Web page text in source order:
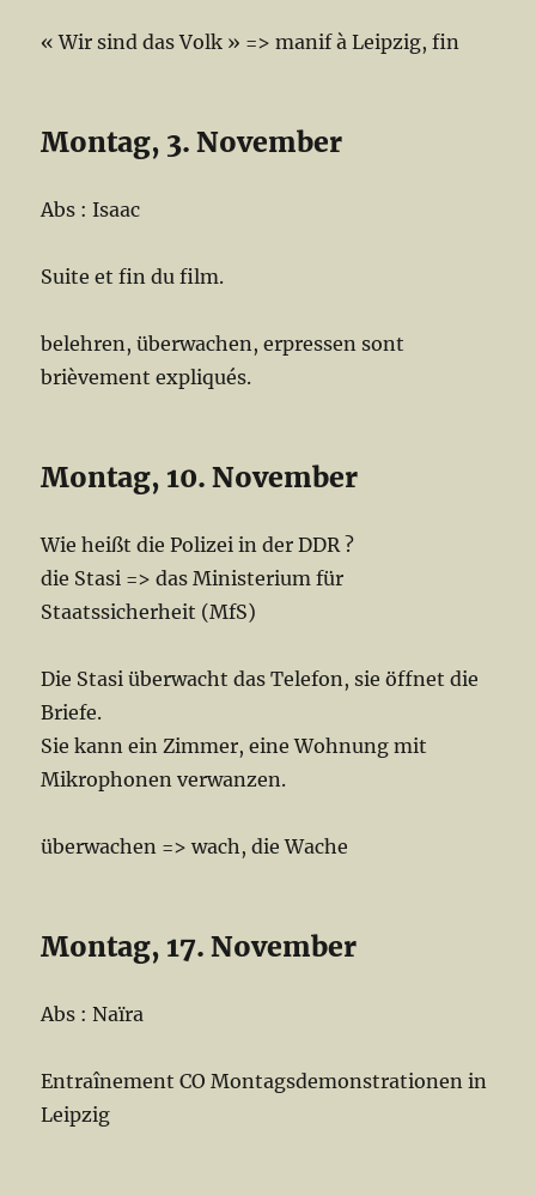
« Wir sind das Volk » => manif à Leipzig, fin
Montag, 3. November
Abs : Isaac
Suite et fin du film.
belehren, überwachen, erpressen sont
brièvement expliqués.
Montag, 10. November
Wie heißt die Polizei in der DDR ?
die Stasi => das Ministerium für
Staatssicherheit (MfS)
Die Stasi überwacht das Telefon, sie öffnet die
Briefe.
Sie kann ein Zimmer, eine Wohnung mit
Mikrophonen verwanzen.
überwachen => wach, die Wache
Montag, 17. November
Abs : Naïra
Entraînement CO Montagsdemonstrationen in
Leipzig